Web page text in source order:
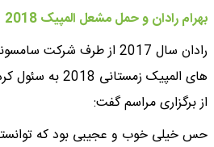
بهرام رادان و حمل مشعل المپیک 2018
رادان سال 2017 از طرف
های المپیک
از برگزاری مراسم گفت:
حس خیلی خوب و عجیبی بود که